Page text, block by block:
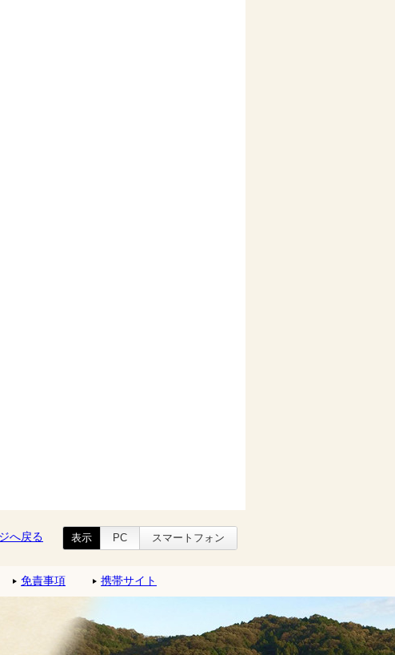
へ戻る 表示 PC スマートフォン
免責事項 携帯サイト